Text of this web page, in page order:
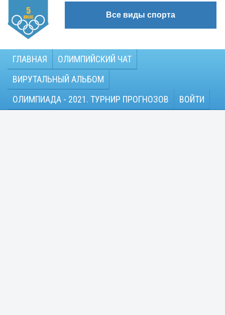
Все виды спорта
ГЛАВНАЯ
ОЛИМПИЙСКИЙ ЧАТ
ВИРУТАЛЬНЫЙ АЛЬБОМ
ОЛИМПИАДА - 2021. ТУРНИР ПРОГНОЗОВ
ВОЙТИ